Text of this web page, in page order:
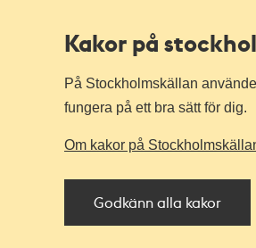
Kakor på
På Stockholmskällan
fungera på ett bra sätt för dig.
Om kakor på
Godkänn alla kakor